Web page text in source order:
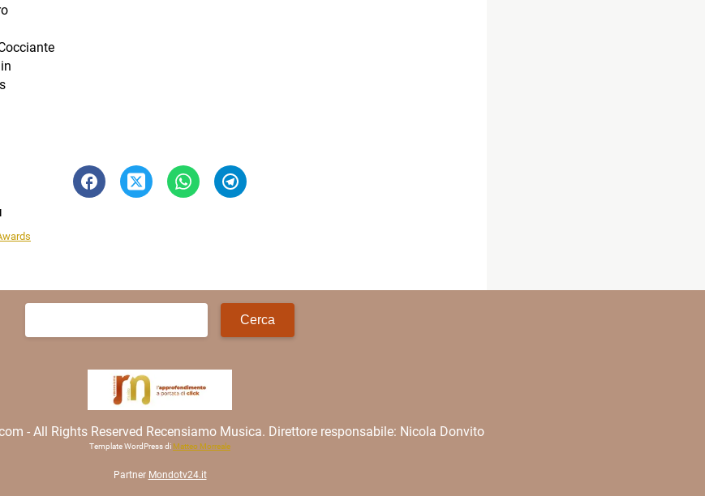
Ricerca
- All Rights Reserved Recensiamo Musica. Direttore responsabile: Nicola Donvito
Template WordPress di Matteo Morreale
Partner Mondotv24.it